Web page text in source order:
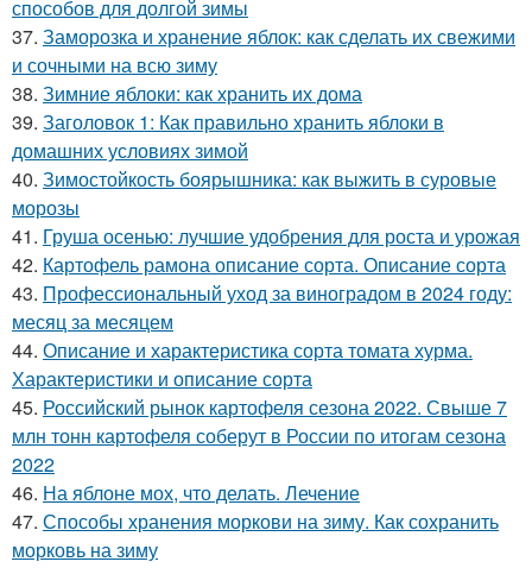
способов для долгой зимы
37. Заморозка и хранение яблок: как сделать их свежими
и сочными на всю зиму
38. Зимние яблоки: как хранить их дома
39. Заголовок 1: Как правильно хранить яблоки в
домашних условиях зимой
40. Зимостойкость боярышника: как выжить в суровые
морозы
41. Груша осенью: лучшие удобрения для роста и урожая
42. Картофель рамона описание сорта. Описание сорта
43. Профессиональный уход за виноградом в 2024 году:
месяц за месяцем
44. Описание и характеристика сорта томата хурма.
Характеристики и описание сорта
45. Российский рынок картофеля сезона 2022. Свыше 7
млн тонн картофеля соберут в России по итогам сезона
2022
46. На яблоне мох, что делать. Лечение
47. Способы хранения моркови на зиму. Как сохранить
морковь на зиму